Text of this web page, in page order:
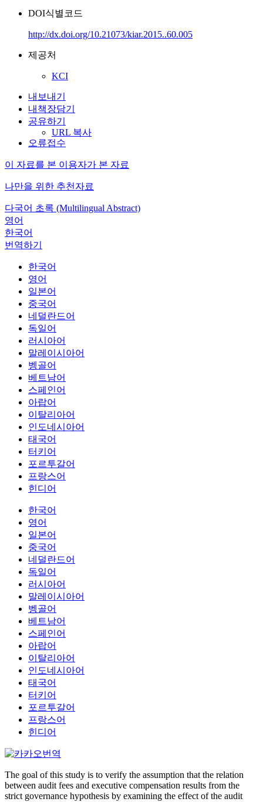
DOI식별코드
http://dx.doi.org/10.21073/kiar.2015..60.005
제공처
KCI
내보내기
내책장담기
공유하기
URL 복사
오류접수
이 자료를 본 이용자가 본 자료
나만을 위한 추천자료
다국어 초록 (Multilingual Abstract)
영어
한국어
번역하기
한국어
영어
일본어
중국어
네덜란드어
독일어
러시아어
말레이시아어
벵골어
베트남어
스페인어
아랍어
이탈리아어
인도네시아어
태국어
터키어
포르투갈어
프랑스어
힌디어
한국어
영어
일본어
중국어
네덜란드어
독일어
러시아어
말레이시아어
벵골어
베트남어
스페인어
아랍어
이탈리아어
인도네시아어
태국어
터키어
포르투갈어
프랑스어
힌디어
The goal of this study is to verify the assumption that the relation
between audit fees and executive compensation results from the
strict governance hypothesis by examining the effect of the audit